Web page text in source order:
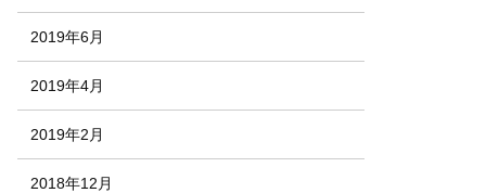
2019年6月
2019年4月
2019年2月
2018年12月